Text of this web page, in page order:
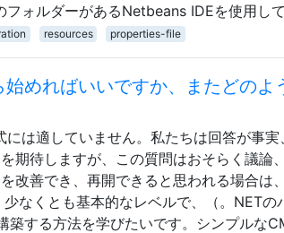
ォルダーがあるNetbeans IDEを使用して
resources properties-file
めればいいですか、またどのよ
は適していません。私たちは回答が事
期待しますが、この質問はおそらく議論
改善でき、再開できると思われる場合は
なくとも基本的なレベルで、（。NETの
築する方法を学びたいです。シンプルな